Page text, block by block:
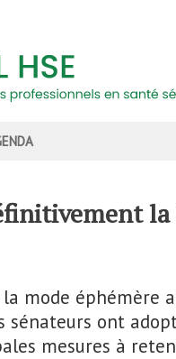
mode éphémère
sénateurs ont
mesures à